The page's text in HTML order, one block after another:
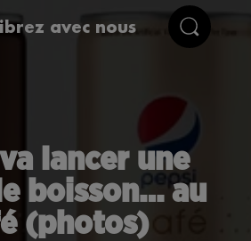
avec nous
lancer une
boisson… au
(photos)